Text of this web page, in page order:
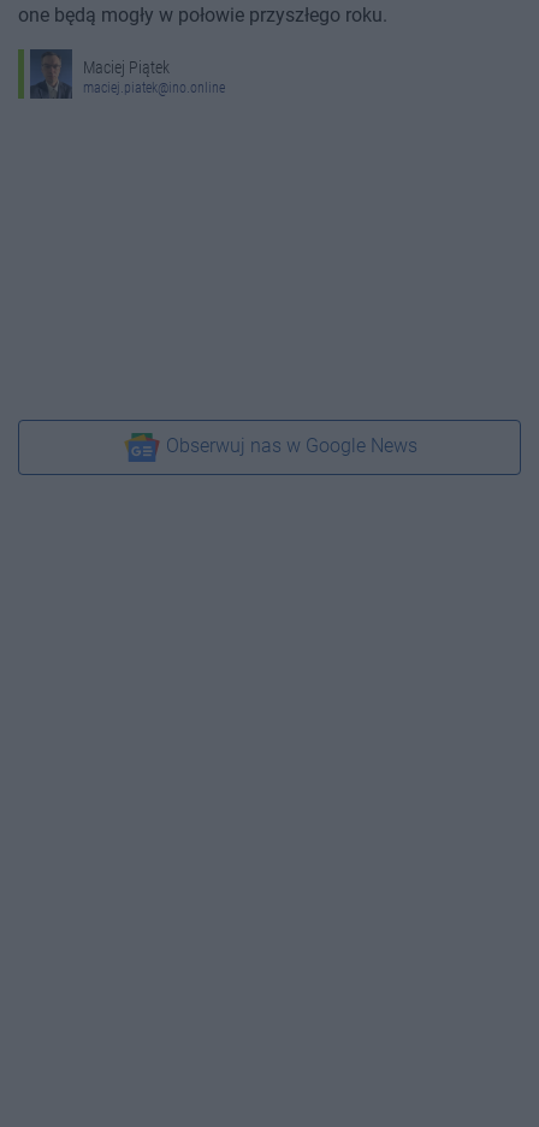
one będą mogły w połowie przyszłego roku.
Maciej Piątek
maciej.piatek@ino.online
Obserwuj nas w Google News